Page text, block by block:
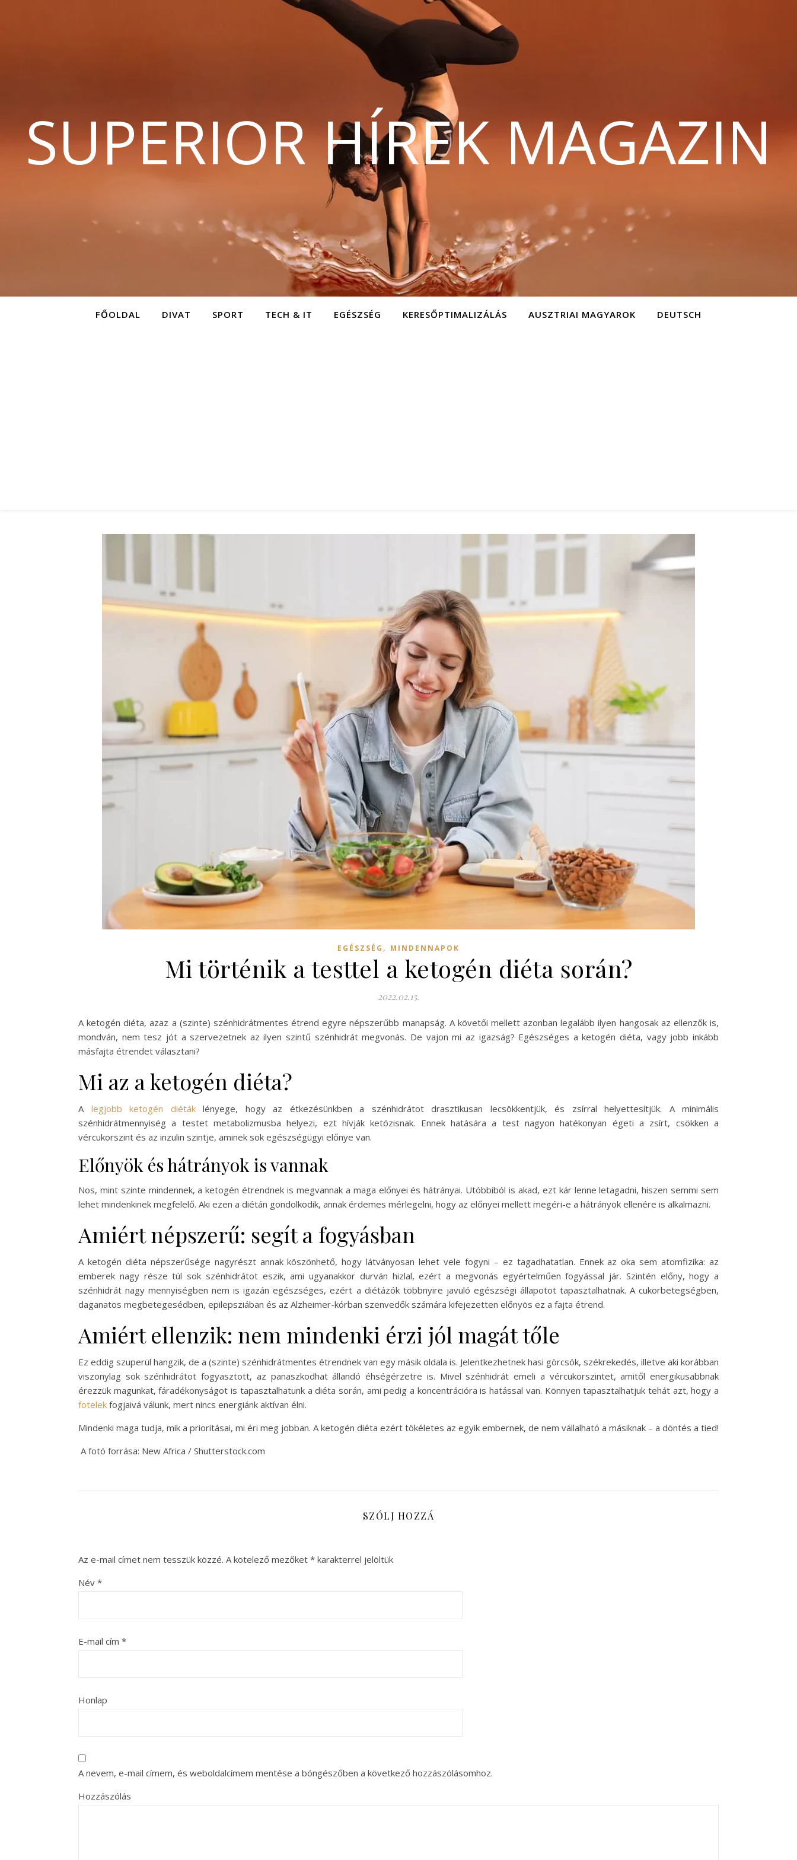
SUPERIOR HÍREK MAGAZIN
FŐOLDAL DIVAT SPORT TECH & IT EGÉSZSÉG KERESŐPTIMALIZÁLÁS AUSZTRIAI MAGYAROK DEUTSCH
EGÉSZSÉG , MINDENNAPOK
Mi történik a testtel a ketogén diéta során?
2022.02.15.
A ketogén diéta, azaz a (szinte) szénhidrátmentes étrend egyre népszerűbb manapság. A követői mellett azonban legalább ilyen hangosak az ellenzők is,
mondván, nem tesz jót a szervezetnek az ilyen szintű szénhidrát megvonás. De vajon mi az igazság? Egészséges a ketogén diéta, vagy jobb inkább
másfajta étrendet választani?
Mi az a ketogén diéta?
A legjobb ketogén diétáklényege, hogy az étkezésünkben a szénhidrátot drasztikusan lecsökkentjük, és zsírral helyettesítjük. A minimális
szénhidrátmennyiség a testet metabolizmusba helyezi, ezt hívják ketózisnak. Ennek hatására a test nagyon hatékonyan égeti a zsírt, csökken a
vércukorszint és az inzulin szintje, aminek sok egészségügyi előnye van.
Előnyök és hátrányok is vannak
Nos, mint szinte mindennek, a ketogén étrendnek is megvannak a maga előnyei és hátrányai. Utóbbiból is akad, ezt kár lenne letagadni, hiszen semmi sem
lehet mindenkinek megfelelő. Aki ezen a diétán gondolkodik, annak érdemes mérlegelni, hogy az előnyei mellett megéri-e a hátrányok ellenére is alkalmazni.
Amiért népszerű: segít a fogyásban
A ketogén diéta népszerűsége nagyrészt annak köszönhető, hogy látványosan lehet vele fogyni – ez tagadhatatlan. Ennek az oka sem atomfizika: az
emberek nagy része túl sok szénhidrátot eszik, ami ugyanakkor durván hizlal, ezért a megvonás egyértelműen fogyással jár. Szintén előny, hogy a
szénhidrát nagy mennyiségben nem is igazán egészséges, ezért a diétázók többnyire javuló egészségi állapotot tapasztalhatnak. A cukorbetegségben,
daganatos megbetegesédben, epilepsziában és az Alzheimer-kórban szenvedők számára kifejezetten előnyös ez a fajta étrend.
Amiért ellenzik: nem mindenki érzi jól magát tőle
Ez eddig szuperül hangzik, de a (szinte) szénhidrátmentes étrendnek van egy másik oldala is. Jelentkezhetnek hasi görcsök, székrekedés, illetve aki korábban
viszonylag sok szénhidrátot fogyasztott, az panaszkodhat állandó éhségérzetre is. Mivel szénhidrát emeli a vércukorszintet, amitől energikusabbnak
érezzük magunkat, fáradékonyságot is tapasztalhatunk a diéta során, ami pedig a koncentrációra is hatással van. Könnyen tapasztalhatjuk tehát azt, hogy a
fotelek fogjaivá válunk, mert nincs energiánk aktívan élni.
Mindenki maga tudja, mik a prioritásai, mi éri meg jobban. A ketogén diéta ezért tökéletes az egyik embernek, de nem vállalható a másiknak – a döntés a tied!
A fotó forrása: New Africa / Shutterstock.com
SZÓLJ HOZZÁ
Az e-mail címet nem tesszük közzé. A kötelező mezőket * karakterrel jelöltük
Név *
E-mail cím *
Honlap
A nevem, e-mail címem, és weboldalcímem mentése a böngészőben a következő hozzászólásomhoz.
Hozzászólás